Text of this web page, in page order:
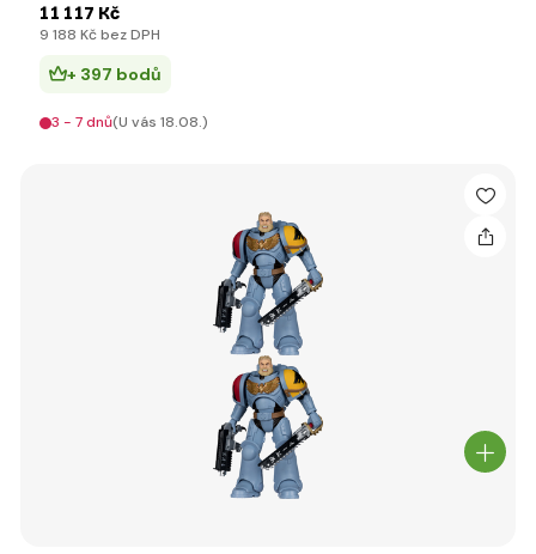
11 117 Kč
9 188 Kč bez DPH
+ 397 bodů
3 - 7 dnů(U vás 18.08.)